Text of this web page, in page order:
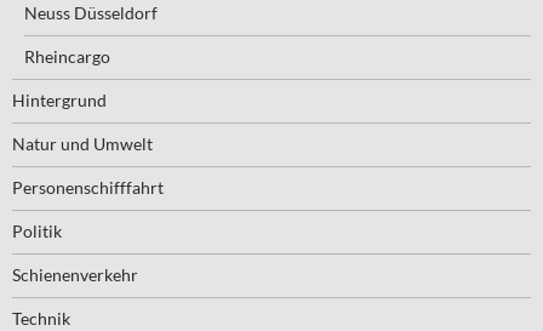
Neuss Düsseldorf
Rheincargo
Hintergrund
Natur und Umwelt
Personenschifffahrt
Politik
Schienenverkehr
Technik